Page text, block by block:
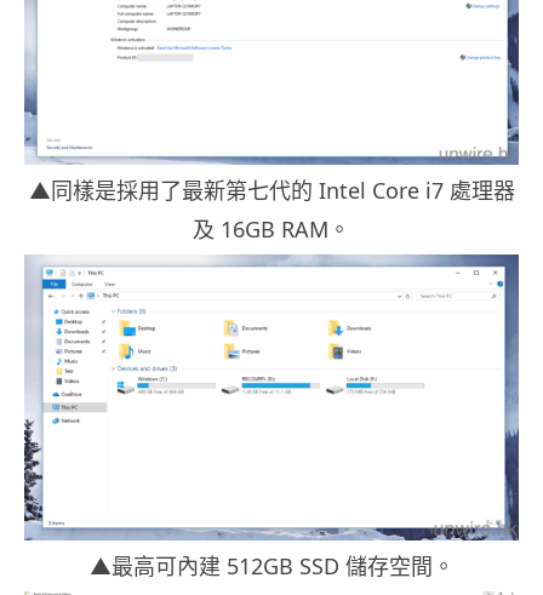
▲同樣是採用了最新第七代的 Intel Core i7 處理器
及 16GB RAM。
▲最高可內建 512GB SSD 儲存空間。